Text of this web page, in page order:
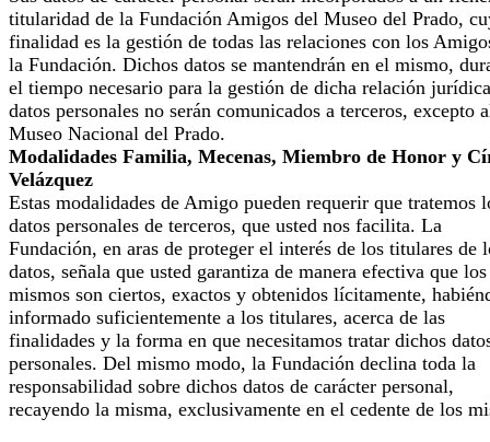
titularidad de la Fundación Amigos del Museo del Prado,
finalidad es la gestión de todas las relaciones con los
la Fundación. Dichos datos se mantendrán en el mismo,
el tiempo necesario para la gestión de dicha relación
datos personales no serán comunicados a terceros, excepto
Museo Nacional del Prado.
Modalidades Familia, Mecenas, Miembro de Honor y
Velázquez
Estas modalidades de Amigo pueden requerir que tratemos
datos personales de terceros, que usted nos facilita. La
Fundación, en aras de proteger el interés de los titulares de
datos, señala que usted garantiza de manera efectiva que los
mismos son ciertos, exactos y obtenidos lícitamente,
informado suficientemente a los titulares, acerca de las
finalidades y la forma en que necesitamos tratar dichos
personales. Del mismo modo, la Fundación declina toda la
responsabilidad sobre dichos datos de carácter personal,
recayendo la misma, exclusivamente en el cedente de los